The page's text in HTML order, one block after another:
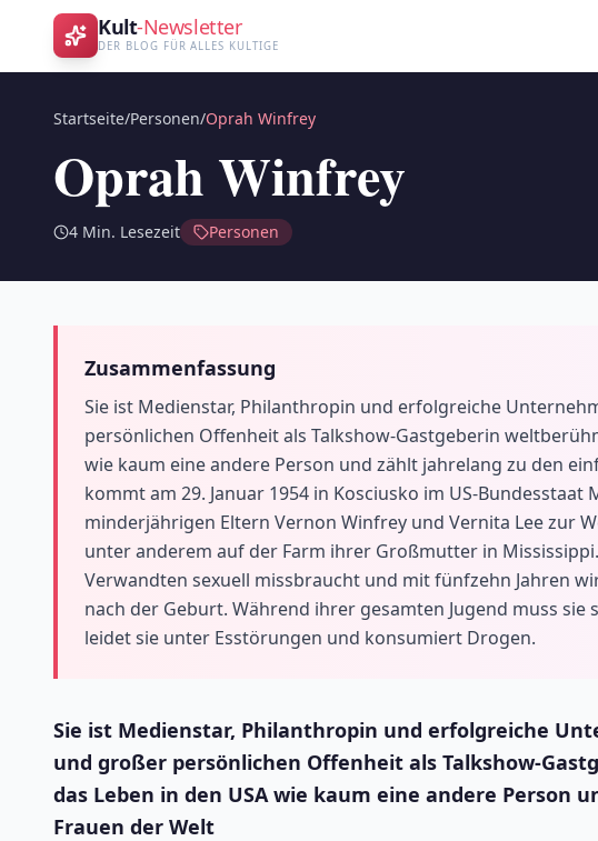
Kult-Newsletter
DER BLOG FÜR ALLES KULTIGE
Startseite/Personen/Oprah Winfrey
Oprah Winfrey
4 Min. Lesezeit Personen
Zusammenfassung
Sie ist Medienstar, Philanthropin und erfolgreiche
persönlichen Offenheit als Talkshow-Gastgeberin
wie kaum eine andere Person und zählt jahrelang zu den
kommt am 29. Januar 1954 in Kosciusko im US-
minderjährigen Eltern Vernon Winfrey und Vernita Lee zur
unter anderem auf der Farm ihrer Großmutter in
Verwandten sexuell missbraucht und mit fünfzehn Jahren
nach der Geburt. Während ihrer gesamten Jugend muss sie
leidet sie unter Esstörungen und konsumiert Drogen.
Sie ist Medienstar, Philanthropin und erfolgreiche
und großer persönlichen Offenheit als Talkshow-
das Leben in den USA wie kaum eine andere Person
Frauen der Welt